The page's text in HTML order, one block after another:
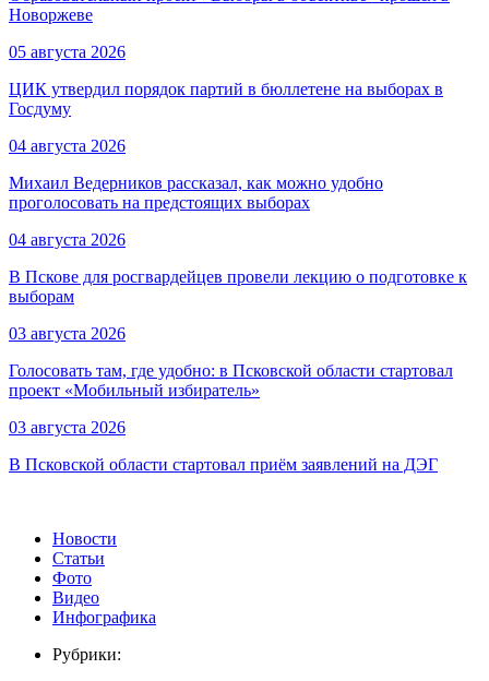
Новоржеве
05 августа 2026
ЦИК утвердил порядок партий в бюллетене на выборах в
Госдуму
04 августа 2026
Михаил Ведерников рассказал, как можно удобно
проголосовать на предстоящих выборах
04 августа 2026
В Пскове для росгвардейцев провели лекцию о подготовке к
выборам
03 августа 2026
Голосовать там, где удобно: в Псковской области стартовал
проект «Мобильный избиратель»
03 августа 2026
В Псковской области стартовал приём заявлений на ДЭГ
Новости
Статьи
Фото
Видео
Инфографика
Рубрики: